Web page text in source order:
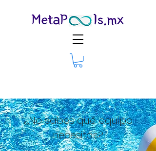
¿No sabes qué equipo
necesitas?